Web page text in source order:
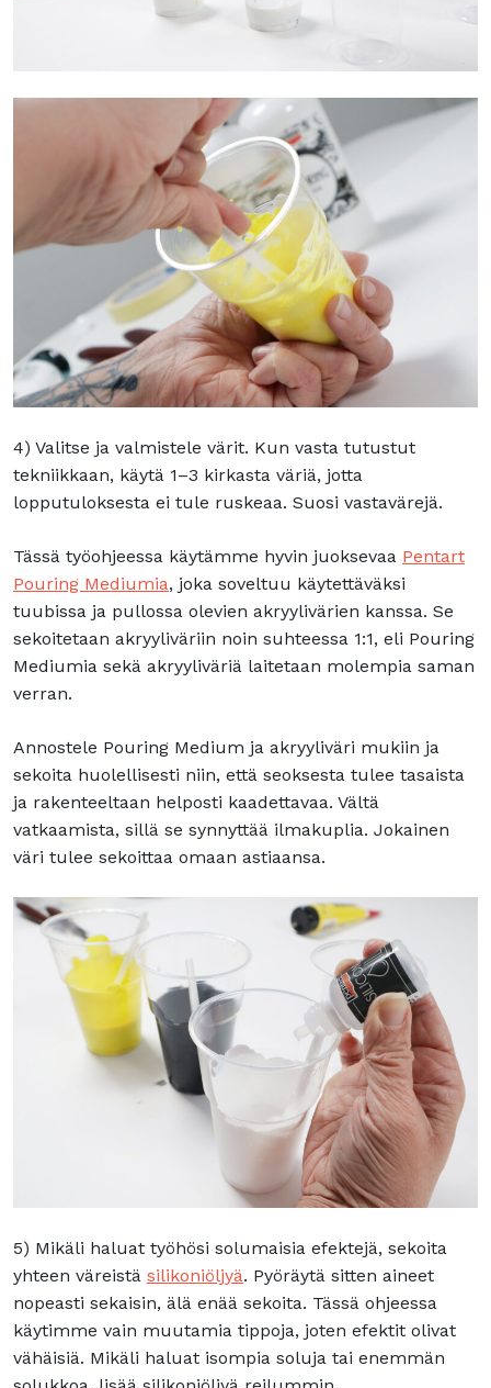
4) Valitse ja valmistele värit. Kun vasta tutustut
tekniikkaan, käytä 1–3 kirkasta väriä, jotta
lopputuloksesta ei tule ruskeaa. Suosi vastavärejä.
Tässä työohjeessa käytämme hyvin juoksevaa Pentart
Pouring Mediumia, joka soveltuu käytettäväksi
tuubissa ja pullossa olevien akryylivärien kanssa. Se
sekoitetaan akryyliväriin noin suhteessa 1:1, eli Pouring
Mediumia sekä akryyliväriä laitetaan molempia saman
verran.
Annostele Pouring Medium ja akryyliväri mukiin ja
sekoita huolellisesti niin, että seoksesta tulee tasaista
ja rakenteeltaan helposti kaadettavaa. Vältä
vatkaamista, sillä se synnyttää ilmakuplia. Jokainen
väri tulee sekoittaa omaan astiaansa.
5) Mikäli haluat työhösi solumaisia efektejä, sekoita
yhteen väreistä silikoniöljyä. Pyöräytä sitten aineet
nopeasti sekaisin, älä enää sekoita. Tässä ohjeessa
käytimme vain muutamia tippoja, joten efektit olivat
vähäisiä. Mikäli haluat isompia soluja tai enemmän